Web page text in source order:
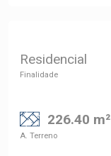
Residencial
Finalidade
226.40 m²
A. Terreno